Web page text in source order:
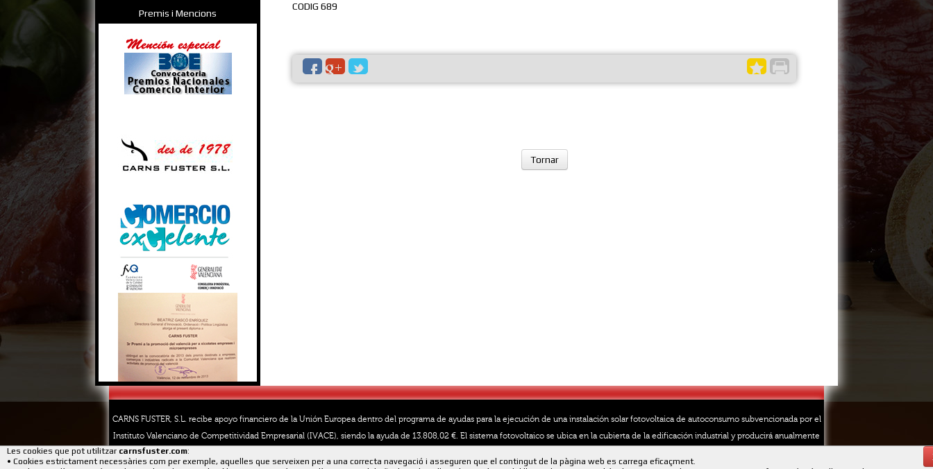
Les cookies que pot utilitzar carnsfuster.com:
• Cookies estrictament necessàries com per exemple, aquelles que serveixen per a una correcta navegació i asseguren que el contingut de la pàgina web es carrega eficaçment.
Premis i Mencions
CODIG 689
Tornar
CARNS FUSTER, S.L. recibe apoyo financiero de la Unión Europea dentro del programa de ayudas para la ejecución de una instalación solar fotovoltaica de autoconsumo subvencionada por el
Instituto Valenciano de Competitividad Empresarial (IVACE), siendo la ayuda de 13.808,02 €. El sistema fotovoltaico se ubica en la cubierta de la edificación industrial y producirá anualmente